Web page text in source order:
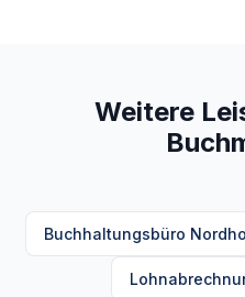
Weitere
Buchhaltungsbüro